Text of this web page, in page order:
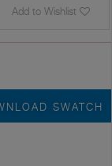
SWATCH